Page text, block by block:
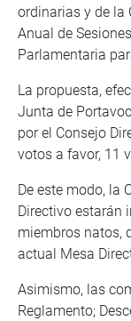
ordinarias y de la
Anual de
Parlamentaria
La propuesta,
Junta de
por el Consejo
votos a favor, 11
De este modo, la
Directivo estarán
miembros natos,
actual Mesa
Asimismo, las
Reglamento;